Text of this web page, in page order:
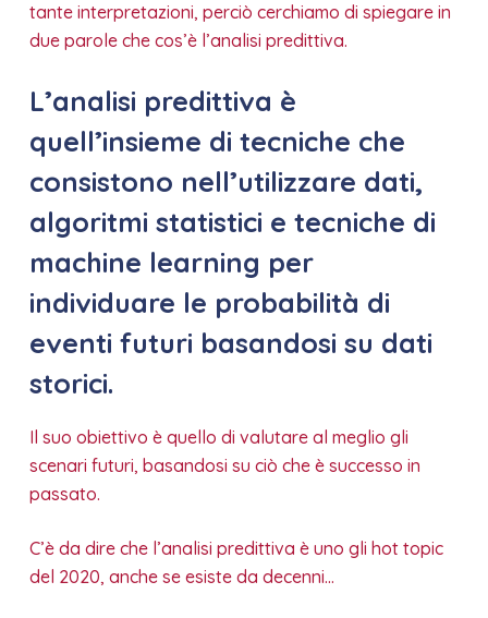
tante interpretazioni, perciò cerchiamo di spiegare in
due parole che cos’è l’analisi predittiva.
L’analisi predittiva è
quell’insieme di tecniche che
consistono nell’utilizzare dati,
algoritmi statistici e tecniche di
machine learning per
individuare le probabilità di
eventi futuri basandosi su dati
storici.
Il suo obiettivo è quello di valutare al meglio gli
scenari futuri, basandosi su ciò che è successo in
passato.
C’è da dire che l’analisi predittiva è uno gli hot topic
del 2020, anche se esiste da decenni…